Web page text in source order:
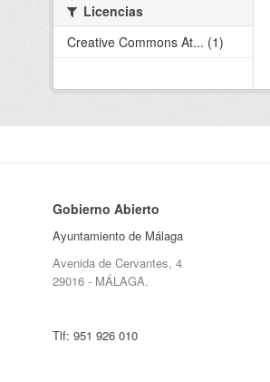
Licencias
Creative Commons At... (1)
Gobierno Abierto
Ayuntamiento de Málaga
Avenida de Cervantes, 4
29016 - MÁLAGA.
Tlf: 951 926 010